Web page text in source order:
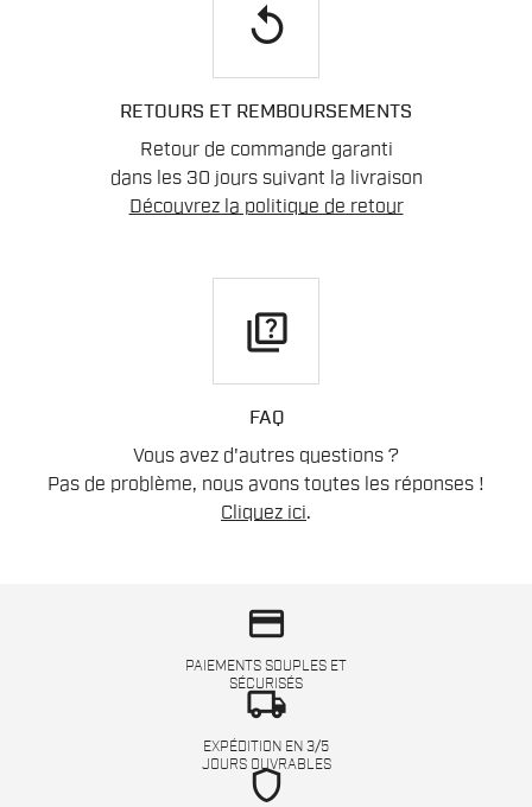
replay
RETOURS ET REMBOURSEMENTS
Retour de commande garanti
dans les 30 jours suivant la livraison
Découvrez la politique de retour
quiz
FAQ
Vous avez d'autres questions ?
Pas de problème, nous avons toutes les réponses !
Cliquez ici.
credit_card
PAIEMENTS SOUPLES ET
SÉCURISÉS
local_shipping
EXPÉDITION EN 3/5
JOURS OUVRABLES
shield